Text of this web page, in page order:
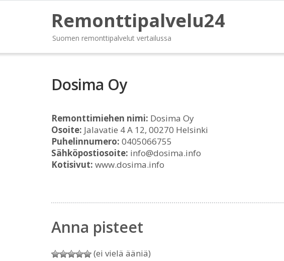
Remonttipalvelu24
Suomen remonttipalvelut vertailussa
Dosima Oy
Remonttimiehen nimi: Dosima Oy
Osoite: Jalavatie 4 A 12, 00270 Helsinki
Puhelinnumero: 0405066755
Sähköpostiosoite: info@dosima.info
Kotisivut: www.dosima.info
Anna pisteet
(ei vielä ääniä)